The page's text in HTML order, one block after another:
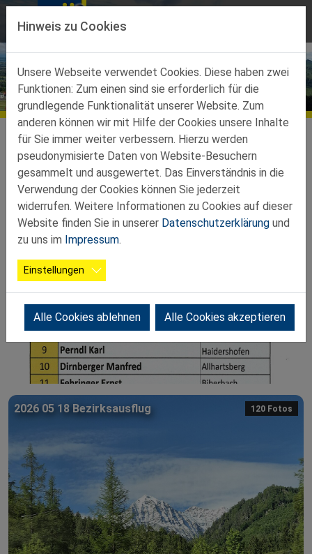
Direkt zur Hauptnavigation springen
Direkt zum Inhalt springen
Bildergalerien
ServiceGalerien
2026 06 25 Bez. Preischnapsen 16 Fotos
2026 05 18 Bezirksausflug 120 Fotos
Hinweis zu Cookies
Unsere Webseite verwendet Cookies. Diese haben zwei
Funktionen: Zum einen sind sie erforderlich für die
grundlegende Funktionalität unserer Website. Zum
anderen können wir mit Hilfe der Cookies unsere Inhalte
für Sie immer weiter verbessern. Hierzu werden
pseudonymisierte Daten von Website-Besuchern
gesammelt und ausgewertet. Das Einverständnis in die
Verwendung der Cookies können Sie jederzeit
widerrufen. Weitere Informationen zu Cookies auf dieser
Website finden Sie in unserer Datenschutzerklärung und
zu uns im Impressum.
Einstellungen
Alle Cookies ablehnen Alle Cookies akzeptieren